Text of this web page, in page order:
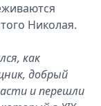
Николая.
как
добрый
и перешли